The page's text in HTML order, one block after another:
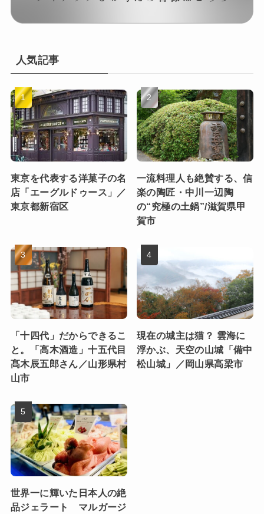
人気記事
東京を代表する洋菓子の名
店「エーグルドゥース」／
東京都新宿区
一流料理人も絶賛する、信
楽の陶匠・中川一辺陶
の“究極の土鍋”/滋賀県甲
賀市
「十四代」だからできるこ
と。「高木酒造」十五代目
髙木辰五郎さん／山形県村
山市
現在の城主は猫？ 雲海に
浮かぶ、天空の山城「備中
松山城」／岡山県高梁市
世界一に輝いた日本人の絶
品ジェラート マルガージ